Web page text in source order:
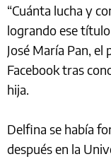
“Cuánta lucha y
logrando ese
José María Pan,
Facebook tras
hija.
Delfina se había
después en la